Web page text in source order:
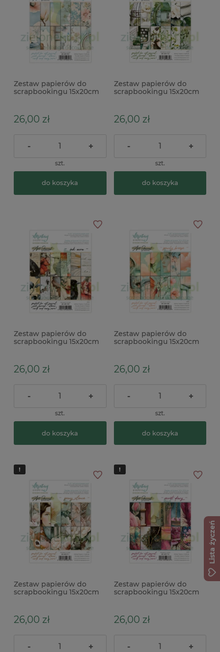
Zestaw papierów do
scrapbookingu 15x20cm
26,00 zł
- +
szt.
do koszyka
Zestaw papierów do
scrapbookingu 15x20cm
26,00 zł
- +
szt.
do koszyka
Zestaw papierów do
scrapbookingu 15x20cm
26,00 zł
- +
szt.
do koszyka
Zestaw papierów do
scrapbookingu 15x20cm
26,00 zł
- +
szt.
do koszyka
Zestaw papierów do
scrapbookingu 15x20cm
26,00 zł
- +
Zestaw papierów do
scrapbookingu 15x20cm
26,00 zł
- +
Lista życzeń